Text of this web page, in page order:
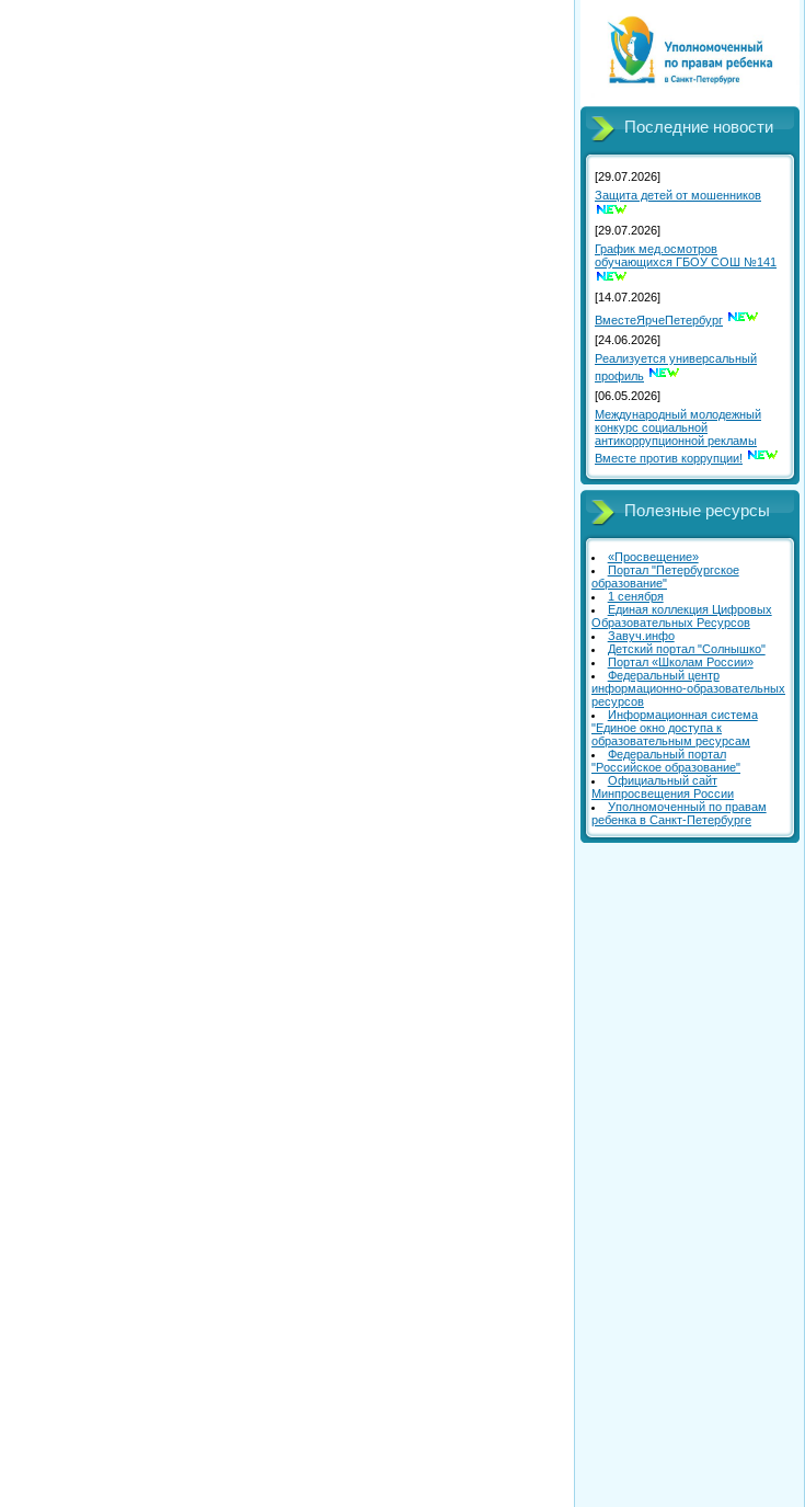
Последние новости
[29.07.2026]
Защита детей от мошенников
[29.07.2026]
График мед.осмотров
обучающихся ГБОУ СОШ №141
[14.07.2026]
ВместеЯрчеПетербург
[24.06.2026]
Реализуется универсальный
профиль
[06.05.2026]
Международный молодежный
конкурс социальной
антикоррупционной рекламы
Вместе против коррупции!
Полезные ресурсы
«Просвещение»
Портал "Петербургское
образование"
1 сенября
Единая коллекция Цифровых
Образовательных Ресурсов
Завуч.инфо
Детский портал "Солнышко"
Портал «Школам России»
Федеральный центр
информационно-образовательных
ресурсов
Информационная система
"Единое окно доступа к
образовательным ресурсам
Федеральный портал
"Российское образование"
Официальный сайт
Минпросвещения России
Уполномоченный по правам
ребенка в Санкт-Петербурге